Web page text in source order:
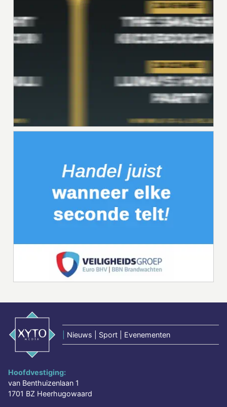
Nieuws | Sport | Evenementen
Hoofdvestiging:
van Benthuizenlaan 1
1701 BZ Heerhugowaard